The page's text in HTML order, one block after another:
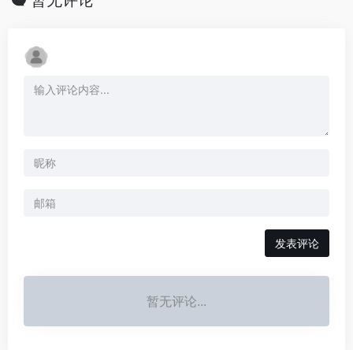
发表评论
暂无评论...